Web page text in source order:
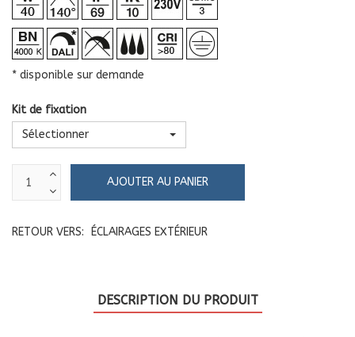
* disponible sur demande
Kit de fixation
Sélectionner
RETOUR VERS: ÉCLAIRAGES EXTÉRIEUR
DESCRIPTION DU PRODUIT